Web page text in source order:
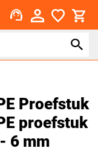
support_agent
Proefstuk
proefstuk
6 mm